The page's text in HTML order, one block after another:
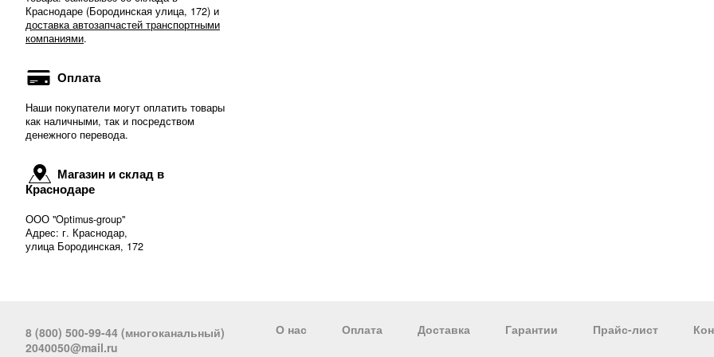
Краснодаре (Бородинская улица, 172) и
доставка автозапчастей транспортными
компаниями.
Оплата
Наши покупатели могут оплатить товары
как наличными, так и посредством
денежного перевода.
Магазин и склад в
Краснодаре
ООО "Optimus-group"
Адрес: г. Краснодар,
улица Бородинская, 172
8 (800) 500-99-44 (многоканальный)
2040050@mail.ru
О нас Оплата Доставка Гарантии Прайс-лист